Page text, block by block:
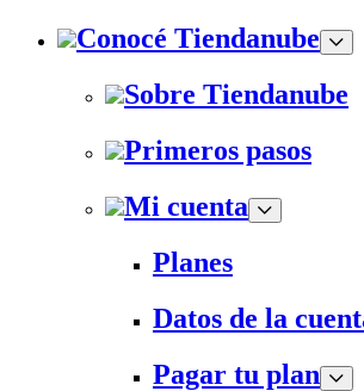
Conocé Tiendanube
Sobre Tiendanube
Primeros pasos
Mi cuenta
Planes
Datos de la
Pagar tu plan